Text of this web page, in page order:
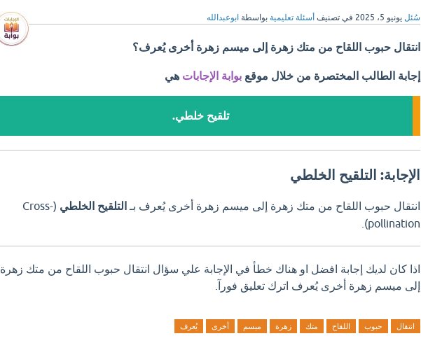
سُئل يونيو 5، 2025 في تصنيف أسئلة تعليمية بواسطة ابوعبدالله
انتقال حبوب اللقاح من متك زهرة إلى ميسم زهرة أخرى يُعرف؟
إجابة الطالب المختصرة من خلال موقع بوابة الإجابات هي
تلقيح خلطي.
الإجابة: التلقيح الخلطي
انتقال حبوب اللقاح من متك زهرة إلى ميسم زهرة أخرى يُعرف بـ التلقيح الخلطي (Cross-
pollination).
اذا كان لديك إجابة افضل او هناك خطأ في الإجابة علي سؤال انتقال حبوب اللقاح من متك زهرة
إلى ميسم زهرة أخرى يُعرف اترك تعليق فورآ.
انتقال حبوب اللقاح متك زهرة ميسم أخرى يُعرف